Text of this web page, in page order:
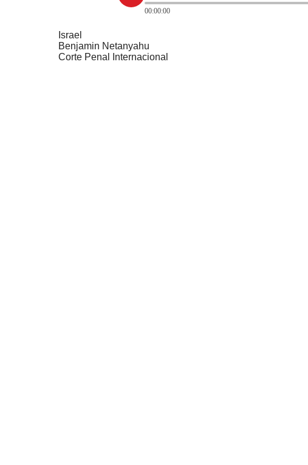
00:00:00
Israel
Benjamin Netanyahu
Corte Penal Internacional